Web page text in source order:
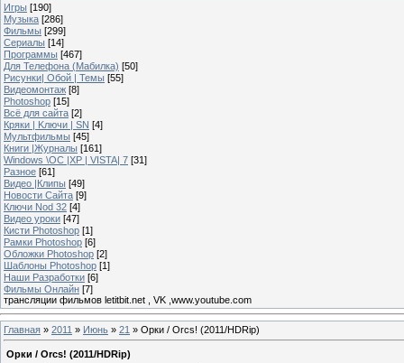
Игры [190]
Музыка [286]
Фильмы [299]
Сериалы [14]
Программы [467]
Для Телефона (Мабилка) [50]
Рисунки| Обой | Темы [55]
Видеомонтаж [8]
Photoshop [15]
Всё для сайта [2]
Кряки | Kлючи | SN [4]
Мультфильмы [45]
Книги |Журналы [161]
Windows \OC |XP | VISTA| 7 [31]
Разное [61]
Видео |Клипы [49]
Новости Сайта [9]
Ключи Nod 32 [4]
Видео уроки [47]
Кисти Photoshop [1]
Рамки Photoshop [6]
Обложки Photoshop [2]
Шаблоны Photoshop [1]
Наши Разработки [6]
Фильмы Онлайн [7]
трансляции фильмов letitbit.net , VK ,www.youtube.com
Главная » 2011 » Июнь » 21 » Орки / Orcs! (2011/HDRip)
Орки / Orcs! (2011/HDRip)